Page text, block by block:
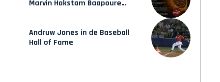
Marvin Hokstam Baapoure
Andruw Jones in de Baseball
Hall of Fame